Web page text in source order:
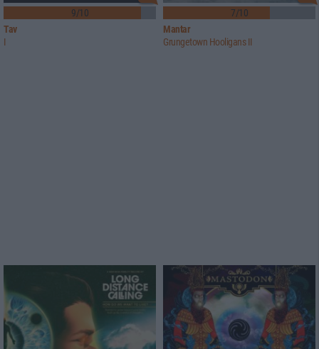
9/10
Tav
I
7/10
Mantar
Grungetown Hooligans II